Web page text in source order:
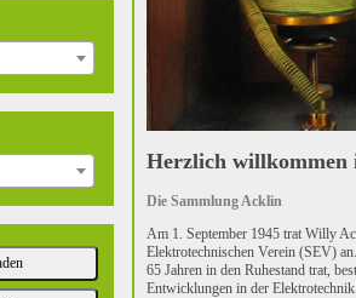
Herzlich willkommen
Die Sammlung Acklin
Am 1. September 1945 trat Willy
Elektrotechnischen Verein (SEV)
65 Jahren in den Ruhestand trat,
Entwicklungen in der